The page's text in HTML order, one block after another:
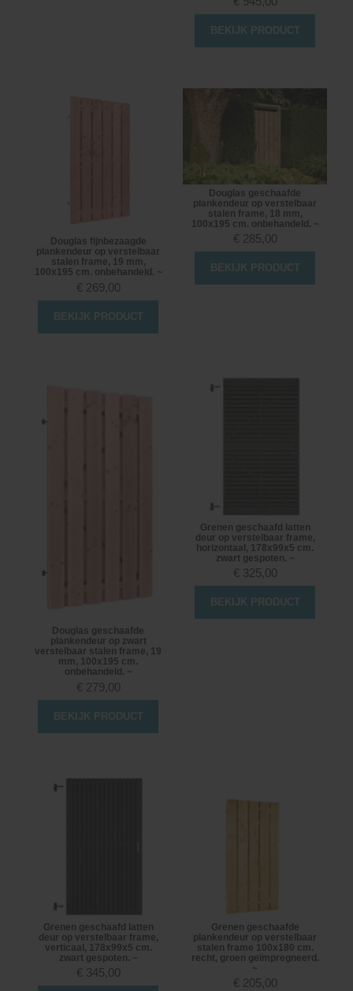
BEKIJK PRODUCT
Douglas fijnbezaagde
plankendeur op verstelbaar
stalen frame, 19 mm,
100x195 cm. onbehandeld. ~
€ 269,00
BEKIJK PRODUCT
Douglas geschaafde
plankendeur op verstelbaar
stalen frame, 18 mm,
100x195 cm. onbehandeld. ~
€ 285,00
BEKIJK PRODUCT
Douglas geschaafde
plankendeur op zwart
verstelbaar stalen frame, 19
mm, 100x195 cm.
onbehandeld. ~
€ 279,00
BEKIJK PRODUCT
Grenen geschaafd latten
deur op verstelbaar frame,
horizontaal, 178x99x5 cm.
zwart gespoten. ~
€ 325,00
BEKIJK PRODUCT
Grenen geschaafd latten
deur op verstelbaar frame,
verticaal, 178x99x5 cm.
zwart gespoten. ~
€ 345,00
Grenen geschaafde
plankendeur op verstelbaar
stalen frame 100x180 cm.
recht, groen geïmpregneerd.
~
€ 205,00